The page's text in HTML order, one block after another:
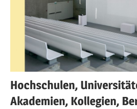
Hochschulen,
Akademien, Kollegien,